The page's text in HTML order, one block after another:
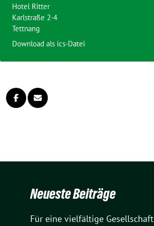
Hotel Ritter
Karlstraße 2-4
Tettnang
Download als ics-Datei
Neueste Beiträge
Für eine vielfältige Gesellschaft